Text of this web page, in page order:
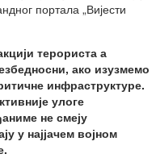
портала „Вијести
терориста а
ако изузмемо
инфраструктуре.
улоге
не смеју
у најјачем војном